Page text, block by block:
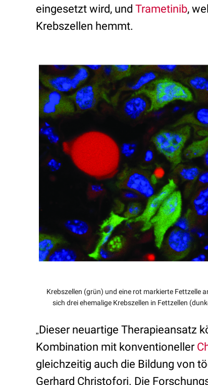
eingesetzt wird, und Trametinib,
Krebszellen hemmt.
Krebszellen (grün) und eine rot markierte Fettzelle
sich drei ehemalige Krebszellen in Fettzellen
„Dieser neuartige Therapieansatz
Kombination mit konventioneller
gleichzeitig auch die Bildung von
Gerhard Christofori. Die